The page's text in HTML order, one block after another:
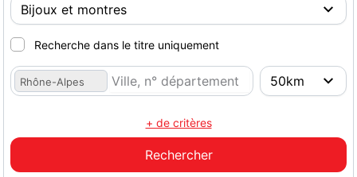
Recherche dans le titre uniquement
Rhône-Alpes
+ de critères